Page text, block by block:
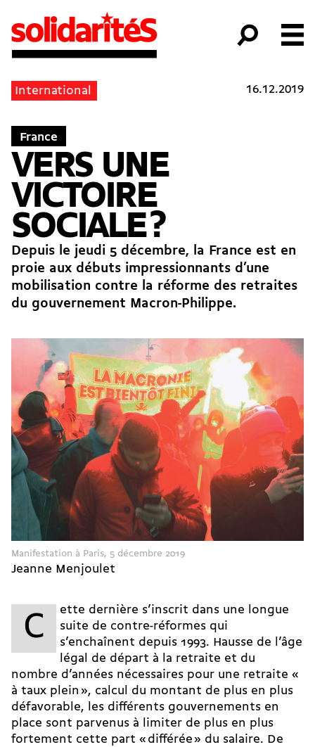
International 16.12.2019
France
VERS UNE
VICTOIRE
SOCIALE ?
Depuis le jeudi 5 décembre, la France est en
proie aux débuts impressionnants d’une
mobilisation contre la réforme des retraites
du gouvernement Macron-Philippe.
Manifestation à Paris, 5 décembre 2019
Jeanne Menjoulet
C
ette dernière s’inscrit dans une longue
suite de contre-réformes qui
s’enchaînent depuis 1993. Hausse de l’âge
légal de départ à la retraite et du
nombre d’années nécessaires pour une retraite «
à taux plein », calcul du montant de plus en plus
défavorable, les différents gouvernements en
place sont parvenus à limiter de plus en plus
fortement cette part « différée » du salaire. De